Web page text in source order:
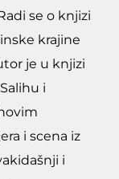
se o knjizi
krajine
je u knjizi
i
i scena iz
i